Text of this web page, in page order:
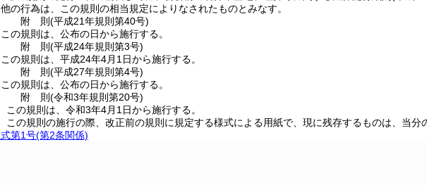
他の行為は、この規則の相当規定によりなされたものとみなす。
附 則(平成21年規則第40号)
この規則は、公布の日から施行する。
附 則(平成24年規則第3号)
この規則は、平成24年4月1日から施行する。
附 則(平成27年規則第4号)
この規則は、公布の日から施行する。
附 則(令和3年規則第20号)
この規則は、令和3年4月1日から施行する。
この規則の施行の際、改正前の規則に規定する様式による用紙で、現に残存するものは、当分
第1号(第2条関係)